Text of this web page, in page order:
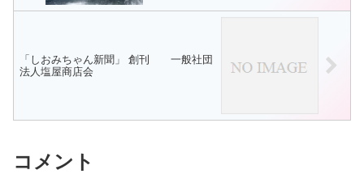
「しおみちゃん新聞」 創刊 一般社団
法人塩屋商店会
コメント